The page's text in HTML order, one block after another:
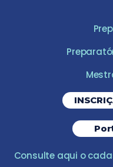
Consulte aqui o